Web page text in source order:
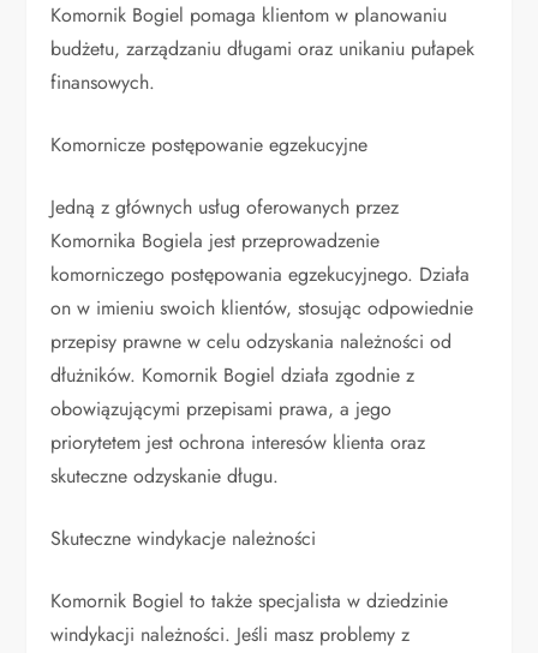
Komornik Bogiel pomaga klientom w planowaniu
budżetu, zarządzaniu długami oraz unikaniu pułapek
finansowych.
Komornicze postępowanie egzekucyjne
Jedną z głównych usług oferowanych przez
Komornika Bogiela jest przeprowadzenie
komorniczego postępowania egzekucyjnego. Działa
on w imieniu swoich klientów, stosując odpowiednie
przepisy prawne w celu odzyskania należności od
dłużników. Komornik Bogiel działa zgodnie z
obowiązującymi przepisami prawa, a jego
priorytetem jest ochrona interesów klienta oraz
skuteczne odzyskanie długu.
Skuteczne windykacje należności
Komornik Bogiel to także specjalista w dziedzinie
windykacji należności. Jeśli masz problemy z